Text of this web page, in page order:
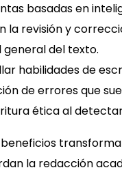
basadas en
la revisión y
general del texto.
habilidades de
de errores que
ética al
la redacción